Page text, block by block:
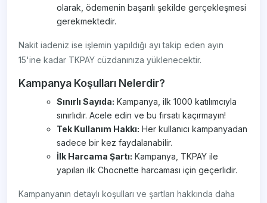
olarak, ödemenin başarılı şekilde gerçekleşmesi
gerekmektedir.
Nakit iadeniz ise işlemin yapıldığı ayı takip eden ayın
15'ine kadar TKPAY cüzdanınıza yüklenecektir.
Kampanya Koşulları Nelerdir?
Sınırlı Sayıda: Kampanya, ilk 1000 katılımcıyla
sınırlıdır. Acele edin ve bu fırsatı kaçırmayın!
Tek Kullanım Hakkı: Her kullanıcı kampanyadan
sadece bir kez faydalanabilir.
İlk Harcama Şartı: Kampanya, TKPAY ile
yapılan ilk Chocnette harcaması için geçerlidir.
Kampanyanın detaylı koşulları ve şartları hakkında daha